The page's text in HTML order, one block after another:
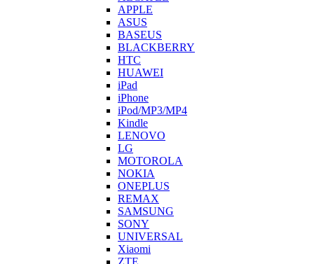
APPLE
ASUS
BASEUS
BLACKBERRY
HTC
HUAWEI
iPad
iPhone
iPod/MP3/MP4
Kindle
LENOVO
LG
MOTOROLA
NOKIA
ONEPLUS
REMAX
SAMSUNG
SONY
UNIVERSAL
Xiaomi
ZTE